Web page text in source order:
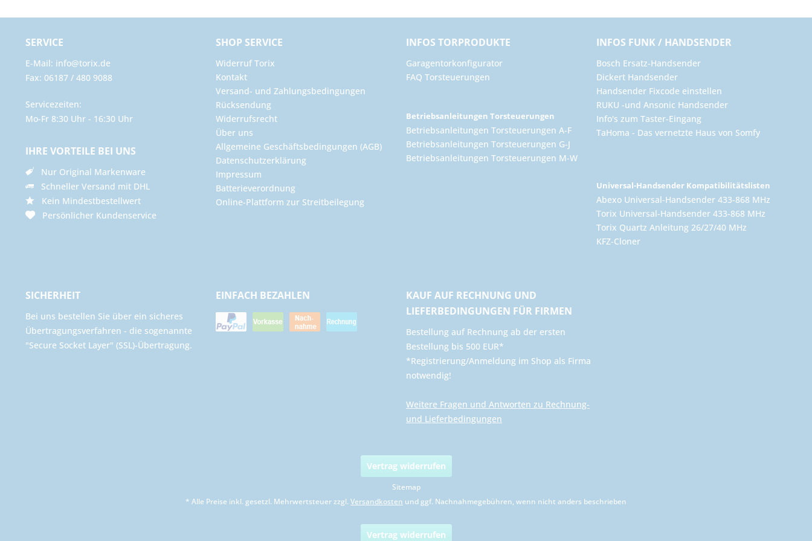
SERVICE
E-Mail: info@torix.de
Fax: 06187 / 480 9088
Servicezeiten:
Mo-Fr 8:30 Uhr - 16:30 Uhr
IHRE VORTEILE BEI UNS
Nur Original Markenware
Schneller Versand mit DHL
Kein Mindestbestellwert
Persönlicher Kundenservice
SHOP SERVICE
Widerruf Torix
Kontakt
Versand- und Zahlungsbedingungen
Rücksendung
Widerrufsrecht
Über uns
Allgemeine Geschäftsbedingungen (AGB)
Datenschutzerklärung
Impressum
Batterieverordnung
Online-Plattform zur Streitbeilegung
INFOS TORPRODUKTE
Garagentorkonfigurator
FAQ Torsteuerungen
Betriebsanleitungen Torsteuerungen
Betriebsanleitungen Torsteuerungen A-F
Betriebsanleitungen Torsteuerungen G-J
Betriebsanleitungen Torsteuerungen M-W
INFOS FUNK / HANDSENDER
Bosch Ersatz-Handsender
Dickert Handsender
Handsender Fixcode einstellen
RUKU -und Ansonic Handsender
Info's zum Taster-Eingang
TaHoma - Das vernetzte Haus von Somfy
Universal-Handsender Kompatibilitätslisten
Abexo Universal-Handsender 433-868 MHz
Torix Universal-Handsender 433-868 MHz
Torix Quartz Anleitung 26/27/40 MHz
KFZ-Cloner
SICHERHEIT
Bei uns bestellen Sie über ein sicheres
Übertragungsverfahren - die sogenannte
"Secure Socket Layer" (SSL)-Übertragung.
EINFACH BEZAHLEN
KAUF AUF RECHNUNG UND
LIEFERBEDINGUNGEN FÜR FIRMEN
​Bestellung auf Rechnung ab der ersten
Bestellung bis 500 EUR*
*Registrierung/Anmeldung im Shop als Firma
notwendig!
Weitere Fragen und Antworten zu Rechnung-
und Lieferbedingungen
Vertrag widerrufen
Sitemap
* Alle Preise inkl. gesetzl. Mehrwertsteuer zzgl. Versandkosten und ggf. Nachnahmegebühren, wenn nicht anders beschrieben
Vertrag widerrufen